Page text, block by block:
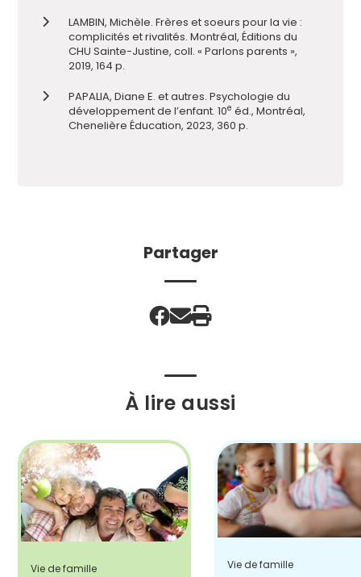
LAMBIN, Michèle. Frères et soeurs pour la vie :
complicités et rivalités. Montréal, Éditions du
CHU Sainte-Justine, coll. « Parlons parents »,
2019, 164 p.
PAPALIA, Diane E. et autres. Psychologie du
développement de l’enfant. 10e éd., Montréal,
Chenelière Éducation, 2023, 360 p.
Partager
À lire aussi
Vie de famille Vie de famille